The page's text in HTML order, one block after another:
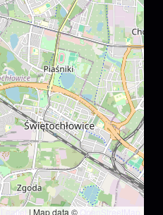
Leaflet | Map data © OpenStreetMap